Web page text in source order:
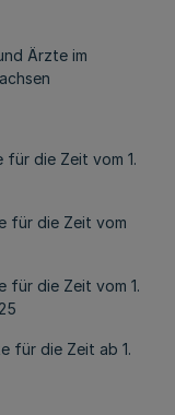
Ärzte im
für die Zeit vom 1.
für die Zeit vom
für die Zeit vom 1.
für die Zeit ab 1.